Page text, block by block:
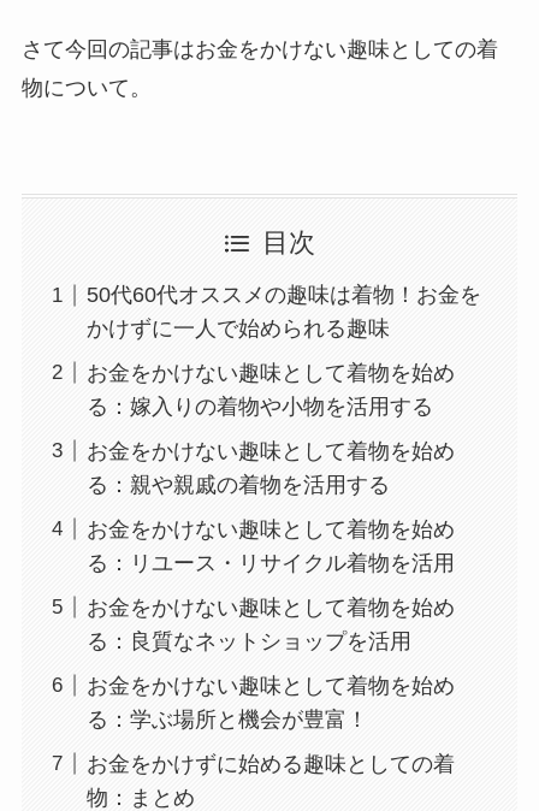
さて今回の記事はお金をかけない趣味としての着
物について。
目次
50代60代オススメの趣味は着物！お金を
かけずに一人で始められる趣味
お金をかけない趣味として着物を始め
る：嫁入りの着物や小物を活用する
お金をかけない趣味として着物を始め
る：親や親戚の着物を活用する
お金をかけない趣味として着物を始め
る：リユース・リサイクル着物を活用
お金をかけない趣味として着物を始め
る：良質なネットショップを活用
お金をかけない趣味として着物を始め
る：学ぶ場所と機会が豊富！
お金をかけずに始める趣味としての着
物：まとめ